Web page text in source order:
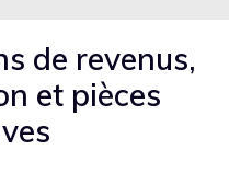
de revenus,
et pièces